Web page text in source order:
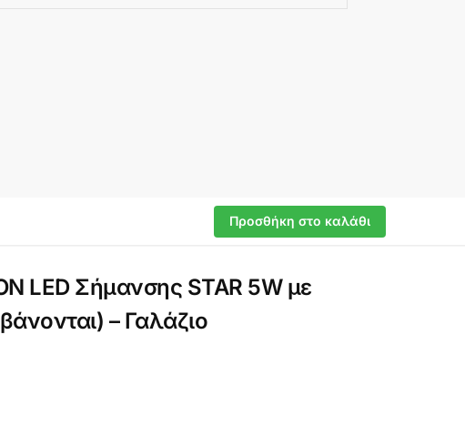
Προσθήκη στο καλάθι
LED Σήμανσης STAR 5W με
– Γαλάζιο